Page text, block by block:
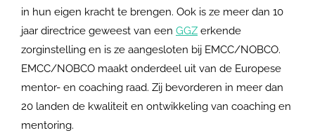
in hun eigen kracht te brengen. Ook is ze meer dan 10
jaar directrice geweest van een GGZ erkende
zorginstelling en is ze aangesloten bij EMCC/NOBCO.
EMCC/NOBCO maakt onderdeel uit van de Europese
mentor- en coaching raad. Zij bevorderen in meer dan
20 landen de kwaliteit en ontwikkeling van coaching en
mentoring.